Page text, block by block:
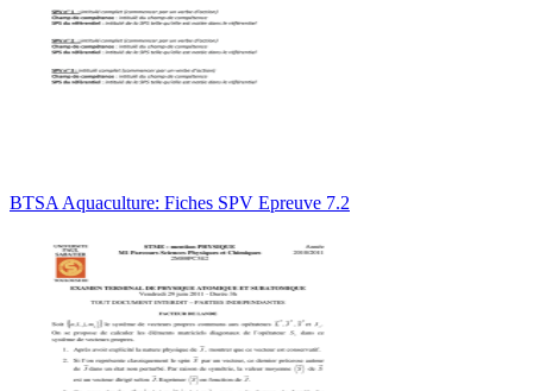
BTSA Aquaculture: Fiches SPV Epreuve 7.2